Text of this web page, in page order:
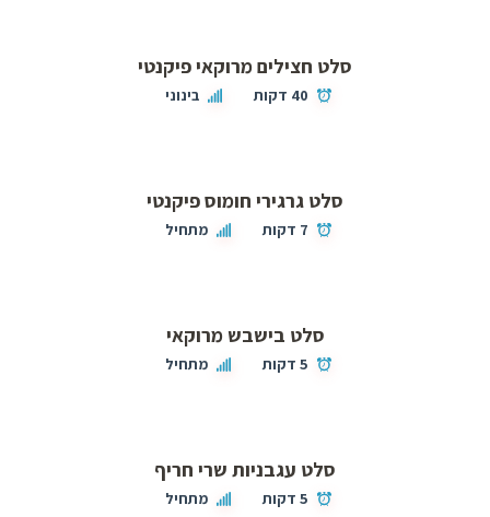
סלט חצילים מרוקאי פיקנטי
40 דקות בינוני
סלט גרגירי חומוס פיקנטי
7 דקות מתחיל
סלט בישבש מרוקאי
5 דקות מתחיל
סלט עגבניות שרי חריף
5 דקות מתחיל